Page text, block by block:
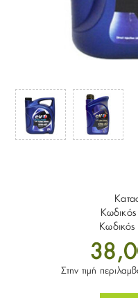
Κωδικός
Στην τιμή